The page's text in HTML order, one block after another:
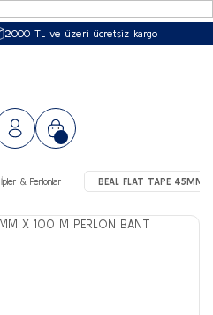
2000 TL ve üzeri ücretsiz kargo
İpler & Perlonlar BEAL FLAT TAPE 45MM